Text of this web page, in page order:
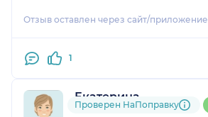
Отзыв оставлен через сайт/приложение
1
Екатерина
2 отзыва
Проверен НаПоправку